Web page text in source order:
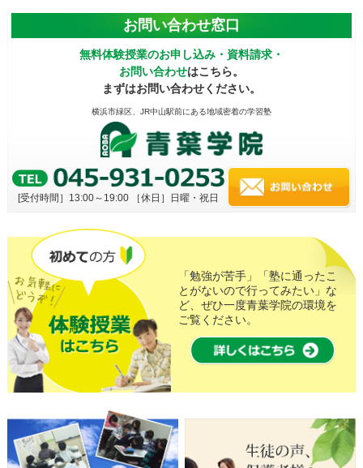
お問い合わせ窓口
無料体験授業のお申し込み・資料請求・
お問い合わせはこちら。
まずはお問い合わせください。
横浜市緑区、JR中山駅前にある地域密着の学習塾
[受付時間］13:00～19:00 ［休日］日曜・祝日
「勉強が苦手」「塾に通ったこ
とがないので行ってみたい」な
ど、ぜひ一度青葉学院の環境を
ご覧ください。